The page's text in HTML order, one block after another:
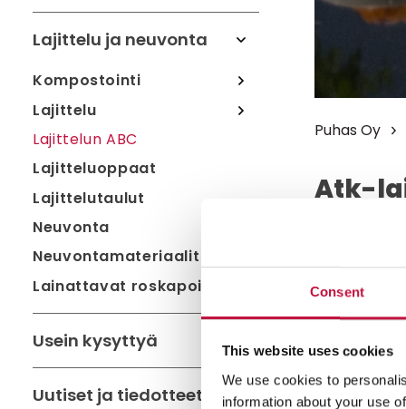
Consent
This website uses cookies
We use cookies to
information about your use
Lajittelu ja neuvonta
Kompostointi
Lajittelu
Lajittelun ABC
Lajitteluoppaat
Lajittelutaulut
Neuvonta
Neuvontamateriaalit
Lainattavat roskapoimurit
Usein kysyttyä
Uutiset ja tiedotteet
Puhas Oy
Atk-
Voit
uuden
>